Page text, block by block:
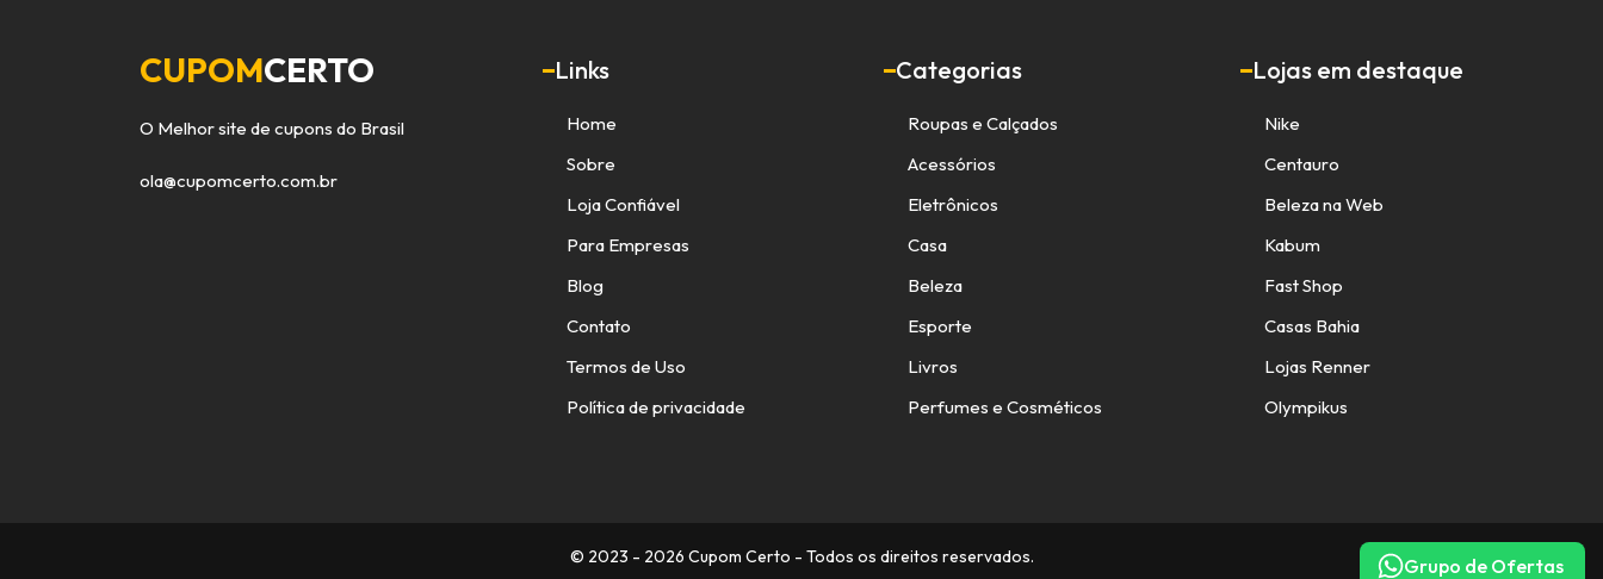
Grupo de Ofertas
CUPOMCERTO
O Melhor site de cupons do Brasil
ola@cupomcerto.com.br
Links
Home
Sobre
Loja Confiável
Para Empresas
Blog
Contato
Termos de Uso
Política de privacidade
Categorias
Roupas e Calçados
Acessórios
Eletrônicos
Casa
Beleza
Esporte
Livros
Perfumes e Cosméticos
Lojas em destaque
Nike
Centauro
Beleza na Web
Kabum
Fast Shop
Casas Bahia
Lojas Renner
Olympikus
© 2023 - 2026 Cupom Certo - Todos os direitos reservados.